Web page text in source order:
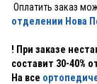
Оплатить заказ
отделении Нова
! При заказе
составит 30-40%
На все